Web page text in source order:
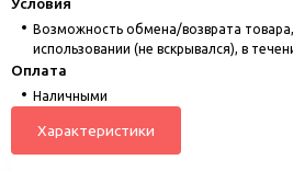
Возможность обмена/возврата
использовании (не вскрывался), в
Оплата
Наличными
Характеристики